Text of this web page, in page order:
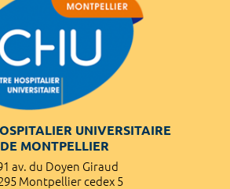
UNIVERSITAIRE
DE MONTPELLIER
av. du Doyen Giraud
Montpellier cedex 5